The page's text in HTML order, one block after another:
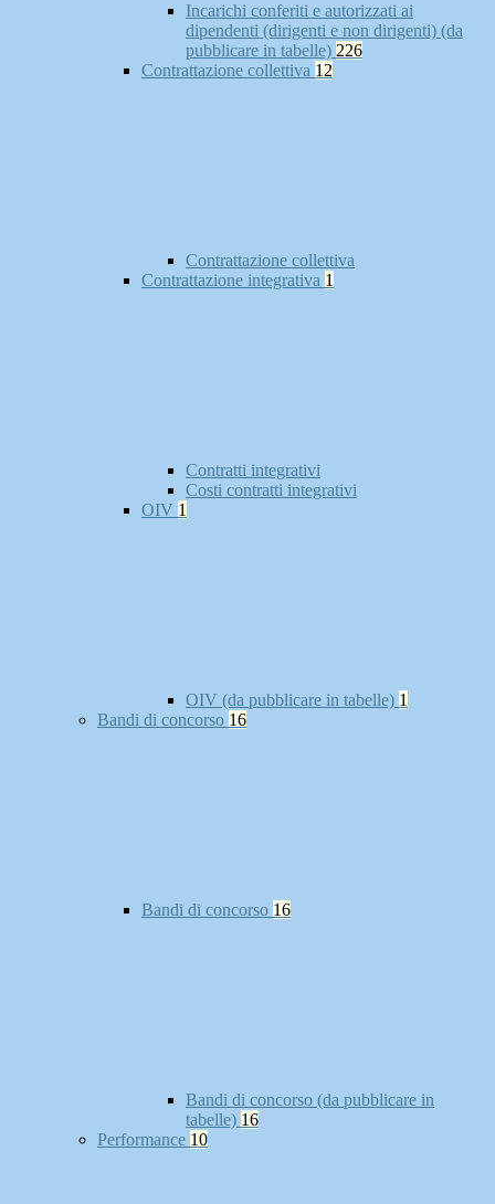
Incarichi conferiti e autorizzati ai
dipendenti (dirigenti e non dirigenti) (da
pubblicare in tabelle) 226
Contrattazione collettiva 12
Contrattazione collettiva
Contrattazione integrativa 1
Contratti integrativi
Costi contratti integrativi
OIV 1
OIV (da pubblicare in tabelle) 1
Bandi di concorso 16
Bandi di concorso 16
Bandi di concorso (da pubblicare in
tabelle) 16
Performance 10